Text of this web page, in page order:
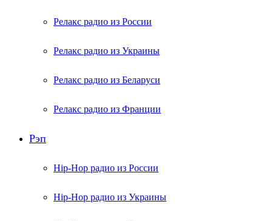
Релакс радио из России
Релакс радио из Украины
Релакс радио из Беларуси
Релакс радио из Франции
Рэп
Hip-Hop радио из России
Hip-Hop радио из Украины